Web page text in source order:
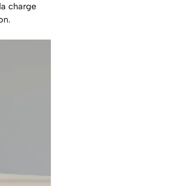
charge